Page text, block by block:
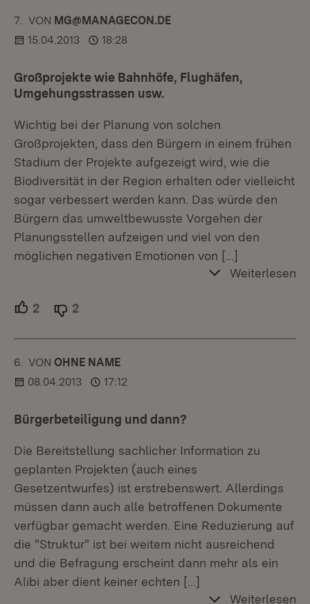
7. KOMMENTAR
VON :MG@MANAGECON.DE
15.04.2013
18:28
Großprojekte wie Bahnhöfe, Flughäfen,
Umgehungsstrassen usw.
Wichtig bei der Planung von solchen
Großprojekten, dass den Bürgern in einem frühen
Stadium der Projekte aufgezeigt wird, wie die
Biodiversität in der Region erhalten oder vielleicht
sogar verbessert werden kann. Das würde den
Bürgern das umweltbewusste Vorgehen der
Planungsstellen aufzeigen und viel von den
möglichen negativen Emotionen von […]
Weiterlesen
2 Unterstützer.
2
6. KOMMENTAR
VON :OHNE NAME
08.04.2013
17:12
Bürgerbeteiligung und dann?
Die Bereitstellung sachlicher Information zu
geplanten Projekten (auch eines
Gesetzentwurfes) ist erstrebenswert. Allerdings
müssen dann auch alle betroffenen Dokumente
verfügbar gemacht werden. Eine Reduzierung auf
die "Struktur" ist bei weitem nicht ausreichend
und die Befragung erscheint dann mehr als ein
Alibi aber dient keiner echten […]
Weiterlesen